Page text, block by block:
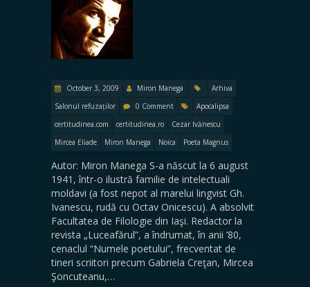
October 3, 2009 Miron Manega
Arhiva
Salonul refuzaților
0 Comment
Apocalipsa
certitudinea.com
certitudinea.ro
Cezar Ivănescu
Mircea Eliade
Miron Manega Noica Poeta Magnus
Autor: Miron Manega S-a născut la 6 august
1941, într-o ilustră familie de intelectuali
moldavi (a fost nepot al marelui lingvist Gh.
Ivanescu, rudă cu Octav Onicescu). A absolvit
Facultatea de Filologie din Iaşi. Redactor la
revista „Luceafărul”, a îndrumat, în anii ’80,
cenaclul “Numele poetului”, frecventat de
tineri scriitori precum Gabriela Creţan, Mircea
Şoncuteanu,…